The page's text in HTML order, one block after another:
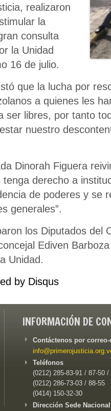
realizaron
la
consulta
la Unidad
16 de julio.
que la lucha por
a quienes les
ser libres, por tanto
nuestro
Dinorah Figuera
derecho a
de poderes y se
generales”.
los Diputados del
Ediven
Unidad.
by Disqus
INFORMACIÓN DE
Contáctenos por
Teléfonos
(0212) 285-83-91 / 87-50 /
(0212) 286-73-03 / 88-55
(0414) 150-32-30
Dirección Sede